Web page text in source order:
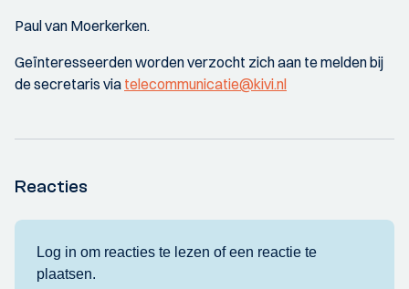
Paul van Moerkerken.
Geïnteresseerden worden verzocht zich aan te melden bij
de secretaris via telecommunicatie@kivi.nl
Reacties